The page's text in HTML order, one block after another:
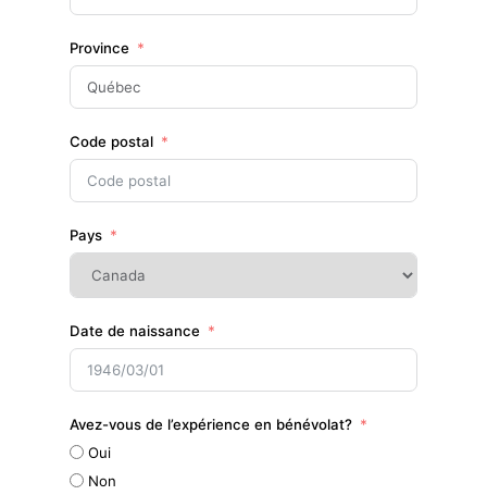
Province
Code postal
Pays
Date de naissance
Avez-vous de l’expérience en bénévolat?
Oui
Non